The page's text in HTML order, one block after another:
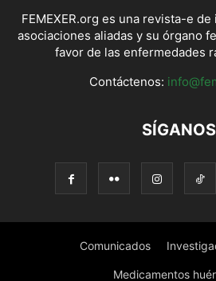
FEMEXER.org es una revista-e
asociaciones aliadas y su órgano
favor de las enfermedades
Contáctenos:
SÍGANOS
Comunicados
Medicamentos